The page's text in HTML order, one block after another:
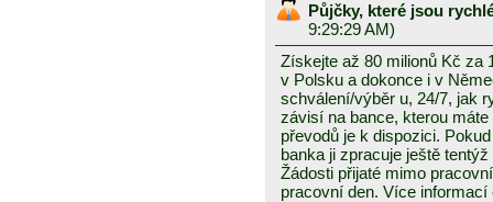
Půjčky, které jsou
9:29:29 AM)
Získejte až 80 milionů Kč za
v Polsku a dokonce i v
schválení/výběr u, 24/7, jak
závisí na bance, kterou
převodů je k dispozici.
banka ji zpracuje ještě tentýž
Žádosti přijaté mimo
pracovní den. Více